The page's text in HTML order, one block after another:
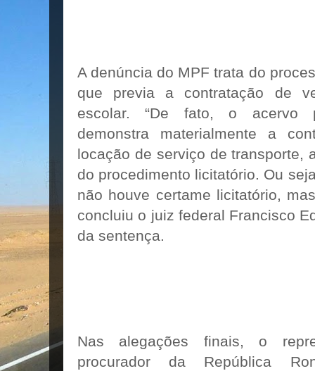
A denúncia do MPF trata do
que previa a contratação de
escolar. “De fato, o acervo
demonstra materialmente a
locação de serviço de transporte,
do procedimento licitatório. Ou
não houve certame licitatório,
concluiu o juiz federal Francisco
da sentença.
Nas alegações finais, o
procurador da República